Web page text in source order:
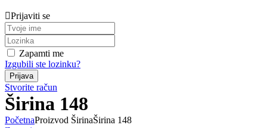
Prijaviti se
Zapamti me
Izgubili ste lozinku?
Stvorite račun
Širina 148
PočetnaProizvod ŠirinaŠirina 148